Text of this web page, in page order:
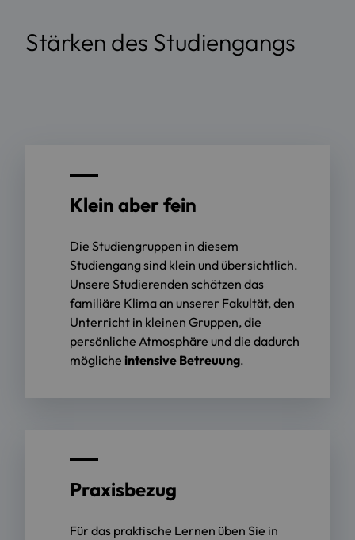
Stärken des Studiengangs
Klein aber fein
Die Studiengruppen in diesem
Studiengang sind klein und übersichtlich.
Unsere Studierenden schätzen das
familiäre Klima an unserer Fakultät, den
Unterricht in kleinen Gruppen, die
persönliche Atmosphäre und die dadurch
mögliche intensive Betreuung.
Praxisbezug
Für das praktische Lernen üben Sie in